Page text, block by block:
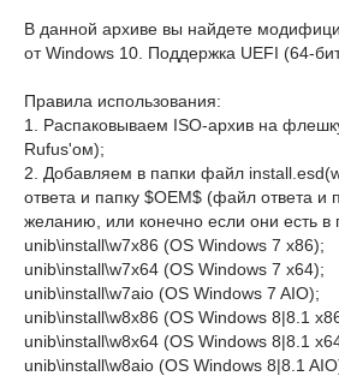
В данной архиве вы найдете
от Windows 10. Поддержка UEFI (64-
Правила использования:
1. Распаковываем ISO-архив на
Rufus'ом);
2. Добавляем в папки файл
ответа и папку $OEM$ (файл ответа и
желанию, или конечно если они есть в
unib\install\w7x86 (OS Windows 7 x86);
unib\install\w7x64 (OS Windows 7 x64);
unib\install\w7aio (OS Windows 7 AIO);
unib\install\w8x86 (OS Windows 8|8.1
unib\install\w8x64 (OS Windows 8|8.1
unib\install\w8aio (OS Windows 8|8.1